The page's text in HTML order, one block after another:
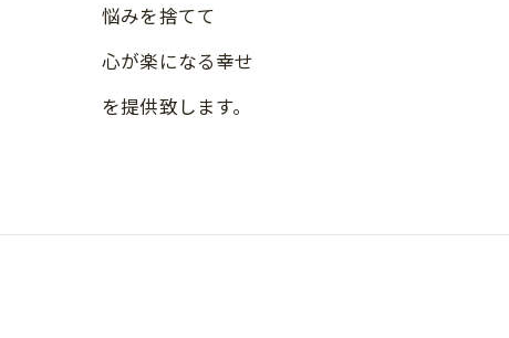
悩みを捨てて
心が楽になる幸せ
を提供致します。